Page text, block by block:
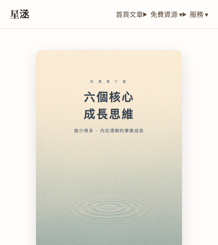
星洆 首頁文章 免費資源 ▾ 服務 ▾